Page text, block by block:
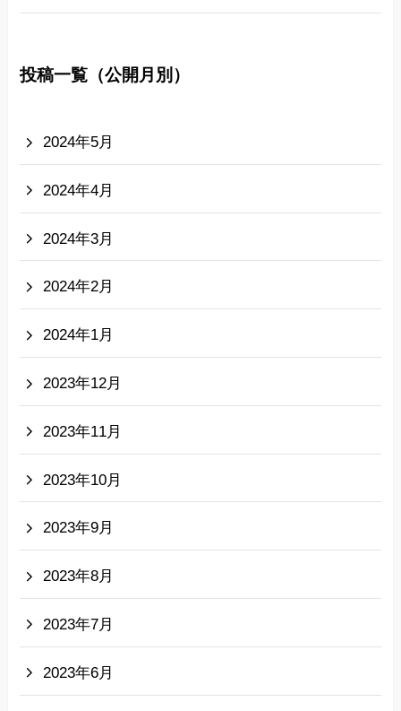
投稿一覧（公開月別）
2024年5月
2024年4月
2024年3月
2024年2月
2024年1月
2023年12月
2023年11月
2023年10月
2023年9月
2023年8月
2023年7月
2023年6月